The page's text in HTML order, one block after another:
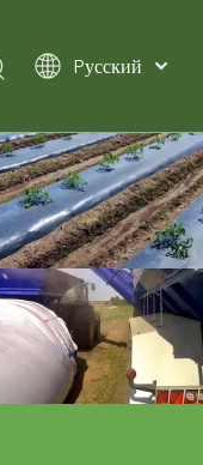
Pусский
简体中文
Español